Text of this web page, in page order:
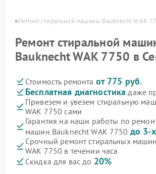
Ремонт стиральной машины Bauknecht WAK
Ремонт стиральной
Bauknecht WAK 7750 в
Стоимость ремонта от 775 руб.
Бесплатная диагностика даже
Привезем и увезем стиральную
WAK 7750 сами
Гарантия на наши работы по
машин Bauknecht WAK 7750 до 3-
Срочный ремонт стиральных
WAK 7750 в течении часа
Скидка для вас до 20%